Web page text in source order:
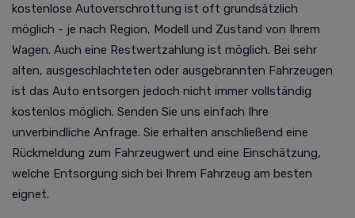
kostenlose Autoverschrottung ist oft grundsätzlich
möglich - je nach Region, Modell und Zustand von Ihrem
Wagen. Auch eine Restwertzahlung ist möglich. Bei sehr
alten, ausgeschlachteten oder ausgebrannten Fahrzeugen
ist das Auto entsorgen jedoch nicht immer vollständig
kostenlos möglich. Senden Sie uns einfach Ihre
unverbindliche Anfrage. Sie erhalten anschließend eine
Rückmeldung zum Fahrzeugwert und eine Einschätzung,
welche Entsorgung sich bei Ihrem Fahrzeug am besten
eignet.